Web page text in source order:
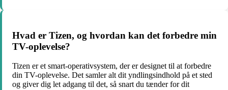
Hvad er Tizen, og hvordan kan det forbedre min
TV-oplevelse?
Tizen er et smart-operativsystem, der er designet til at forbedre
din TV-oplevelse. Det samler alt dit yndlingsindhold på et sted
og giver dig let adgang til det, så snart du tænder for dit